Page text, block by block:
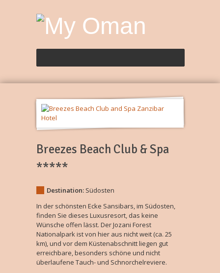
Breezes Beach Club & Spa
*****
Destination: Südosten
In der schönsten Ecke Sansibars, im Südosten,
finden Sie dieses Luxusresort, das keine
Wünsche offen lässt. Der Jozani Forest
Nationalpark ist von hier aus nicht weit (ca. 25
km), und vor dem Küstenabschnitt liegen gut
erreichbare, besonders schöne und nicht
überlaufene Tauch- und Schnorchelreviere.